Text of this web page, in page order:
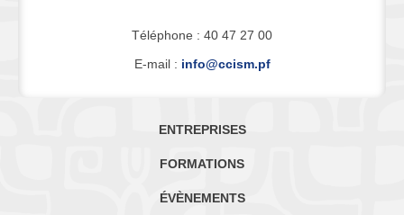
Téléphone : 40 47 27 00
E-mail : info@ccism.pf
ENTREPRISES
FORMATIONS
ÉVÈNEMENTS